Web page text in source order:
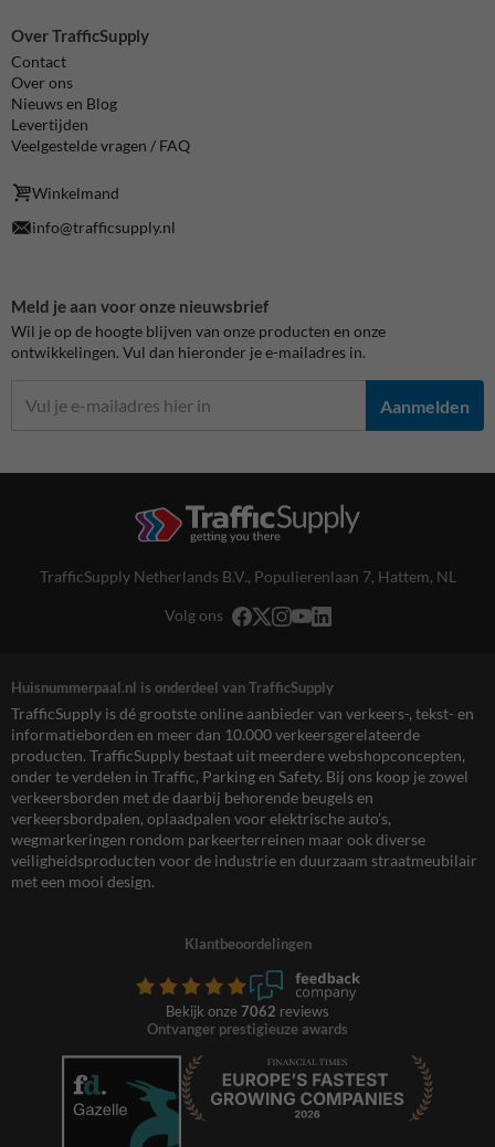
Over TrafficSupply
Contact
Over ons
Nieuws en Blog
Levertijden
Veelgestelde vragen / FAQ
Winkelmand
info@trafficsupply.nl
Meld je aan voor onze nieuwsbrief
Wil je op de hoogte blijven van onze producten en onze
ontwikkelingen. Vul dan hieronder je e-mailadres in.
Aanmelden
TrafficSupply Netherlands B.V., Populierenlaan 7, Hattem, NL
Volg ons
Huisnummerpaal.nl is onderdeel van TrafficSupply
TrafficSupply is dé grootste online aanbieder van verkeers-, tekst- en
informatieborden en meer dan 10.000 verkeersgerelateerde
producten. TrafficSupply bestaat uit meerdere webshopconcepten,
onder te verdelen in Traffic, Parking en Safety. Bij ons koop je zowel
verkeersborden met de daarbij behorende beugels en
verkeersbordpalen, oplaadpalen voor elektrische auto’s,
wegmarkeringen rondom parkeerterreinen maar ook diverse
veiligheidsproducten voor de industrie en duurzaam straatmeubilair
met een mooi design.
Klantbeoordelingen
Bekijk onze 7062 reviews
Ontvanger prestigieuze awards